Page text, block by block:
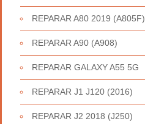
REPARAR A80 2019 (A805F)
REPARAR A90 (A908)
REPARAR GALAXY A55 5G
REPARAR J1 J120 (2016)
REPARAR J2 2018 (J250)